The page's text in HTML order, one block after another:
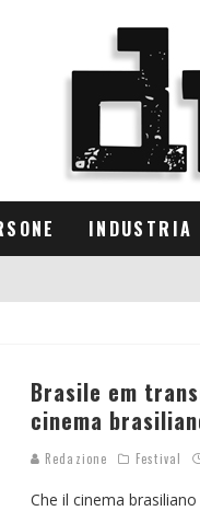
INDUSTRIA
Brasile em
cinema
Redazione Festival
Che il cinema